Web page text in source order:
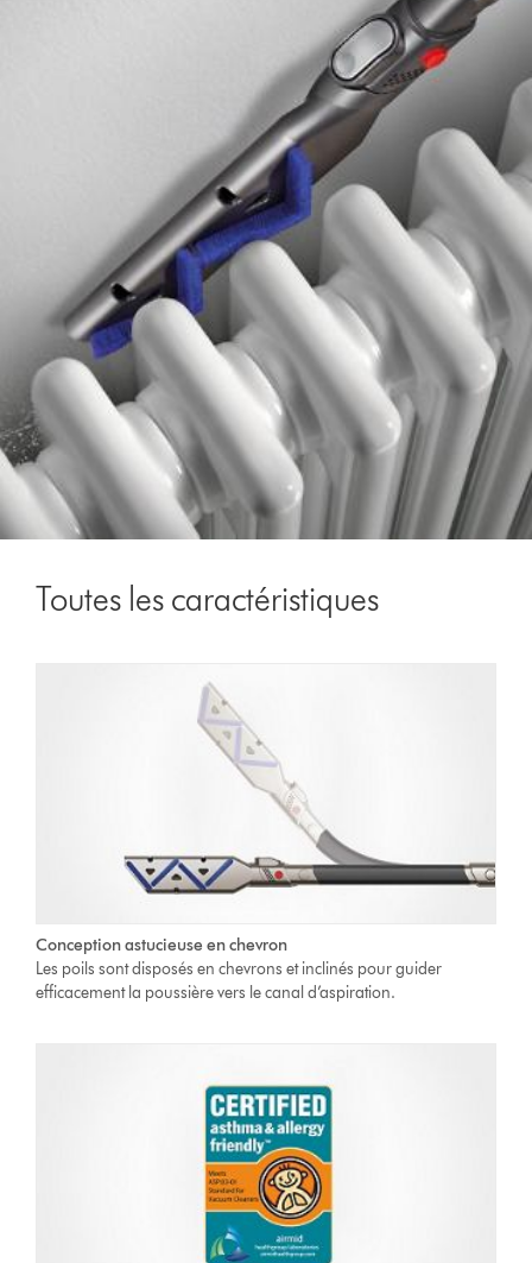
Toutes les caractéristiques
Conception astucieuse en chevron
Les poils sont disposés en chevrons et inclinés pour guider
efficacement la poussière vers le canal d’aspiration.